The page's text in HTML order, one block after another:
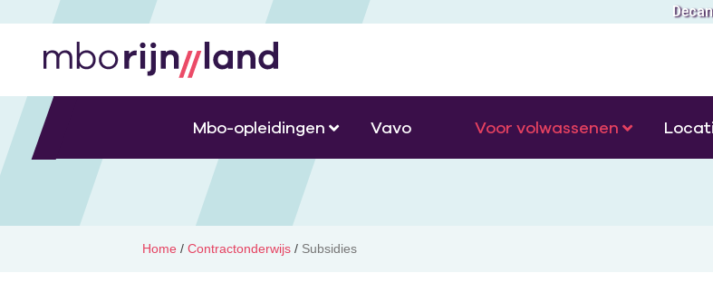
Mbo-opleidingen Vavo Voor volwassenen
Home / Contractonderwijs / Subsidies